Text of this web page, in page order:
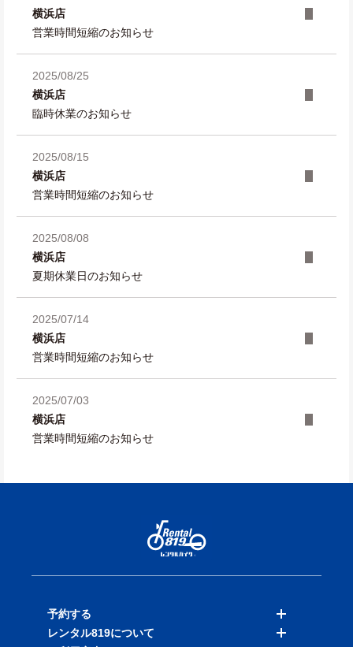
横浜店
営業時間短縮のお知らせ
2025/08/25
横浜店
臨時休業のお知らせ
2025/08/15
横浜店
営業時間短縮のお知らせ
2025/08/08
横浜店
夏期休業日のお知らせ
2025/07/14
横浜店
営業時間短縮のお知らせ
2025/07/03
横浜店
営業時間短縮のお知らせ
予約する
レンタル819について